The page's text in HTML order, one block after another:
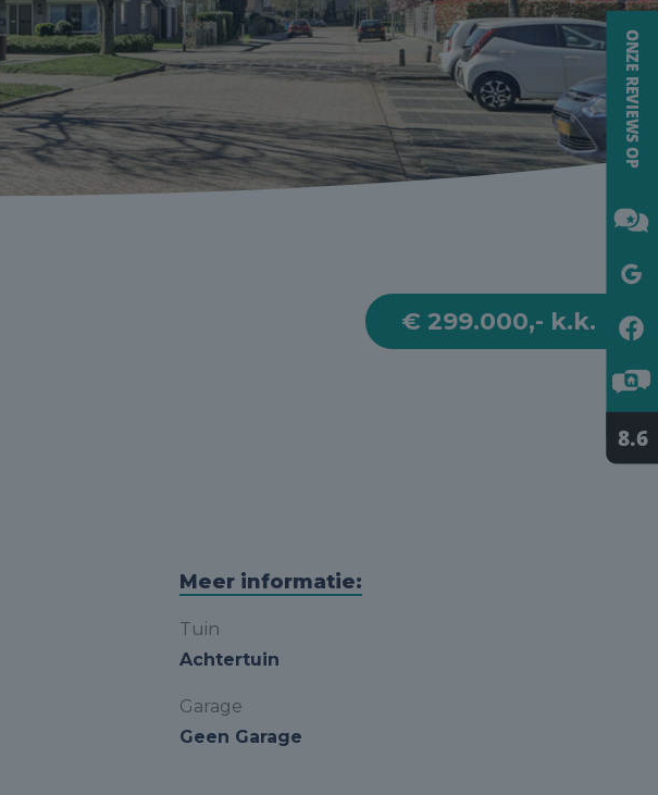
€ 299.000,- k.k.
Meer informatie:
Tuin
Achtertuin
Garage
Geen Garage